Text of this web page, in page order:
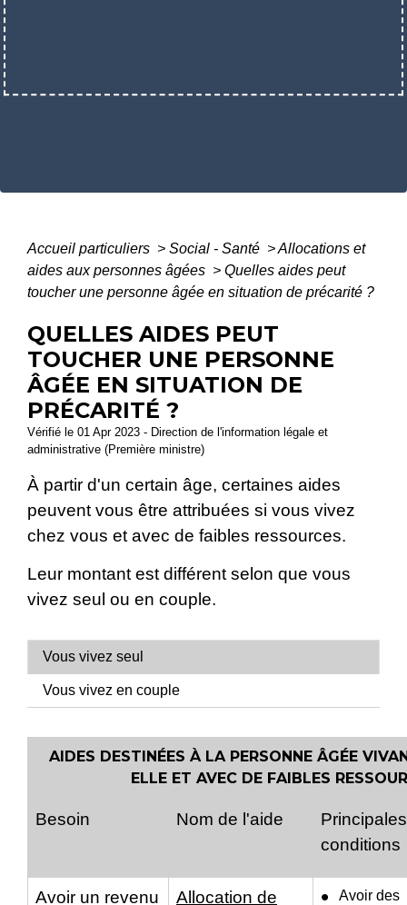
Accueil particuliers > Social - Santé >Allocations et
aides aux personnes âgées > Quelles aides peut
toucher une personne âgée en situation de précarité ?
QUELLES AIDES PEUT
TOUCHER UNE PERSONNE
ÂGÉE EN SITUATION DE
PRÉCARITÉ ?
Vérifié le 01 Apr 2023 - Direction de l'information légale et
administrative (Première ministre)
À partir d'un certain âge, certaines aides
peuvent vous être attribuées si vous vivez
chez vous et avec de faibles ressources.
Leur montant est différent selon que vous
vivez seul ou en couple.
Vous vivez seul
Vous vivez en couple
AIDES DESTINÉES À LA PERSONNE ÂGÉE
ELLE ET AVEC DE FAIBLES
Besoin Nom de l'aide
Principales
conditions
Avoir un revenu Allocation de Avoir des